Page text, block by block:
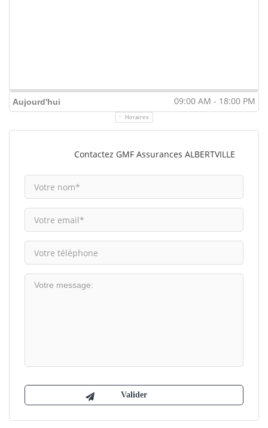
Aujourd'hui 09:00 AM - 18:00 PM
Horaires
Contactez GMF Assurances ALBERTVILLE